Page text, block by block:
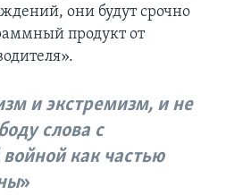
они будут срочно
продукт от
и экстремизм, и не
слова с
как частью